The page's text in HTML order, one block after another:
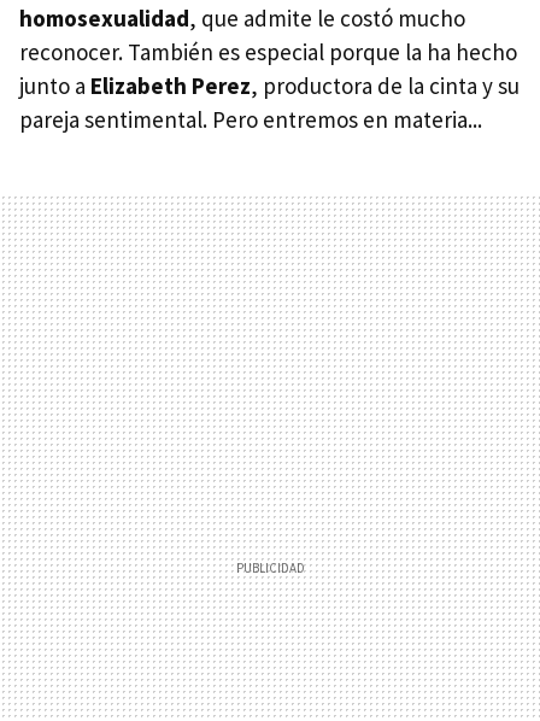
homosexualidad, que admite le costó mucho
reconocer. También es especial porque la ha hecho
junto a Elizabeth Perez, productora de la cinta y su
pareja sentimental. Pero entremos en materia...